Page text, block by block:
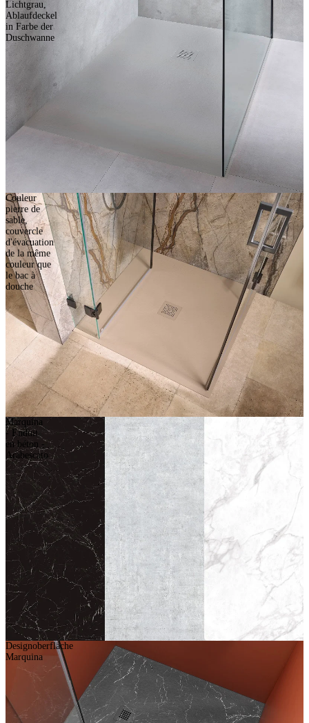
Lichtgrau,
Ablaufdeckel
in Farbe der
Duschwanne
Couleur
pierre de
sable,
couvercle
d'évacuation
de la même
couleur que
le bac à
douche
Marquina
- Enduit
en béton -
Arabescato
Designoberfläche
Marquina